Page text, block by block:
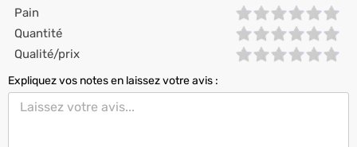
Pain
Quantité
Qualité/prix
Expliquez vos notes en laissez votre avis :